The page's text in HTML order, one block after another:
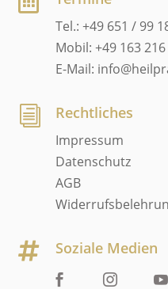
Tel.: +49 651 / 99
Mobil: +49 163
E-Mail:
i Rechtliches
Impressum
Datenschutz
AGB
 Soziale Medien